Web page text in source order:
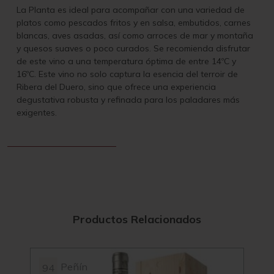
La Planta es ideal para acompañar con una variedad de
platos como pescados fritos y en salsa, embutidos, carnes
blancas, aves asadas, así como arroces de mar y montaña
y quesos suaves o poco curados. Se recomienda disfrutar
de este vino a una temperatura óptima de entre 14ºC y
16ºC. Este vino no solo captura la esencia del terroir de
Ribera del Duero, sino que ofrece una experiencia
degustativa robusta y refinada para los paladares más
exigentes.
Productos Relacionados
Peñín